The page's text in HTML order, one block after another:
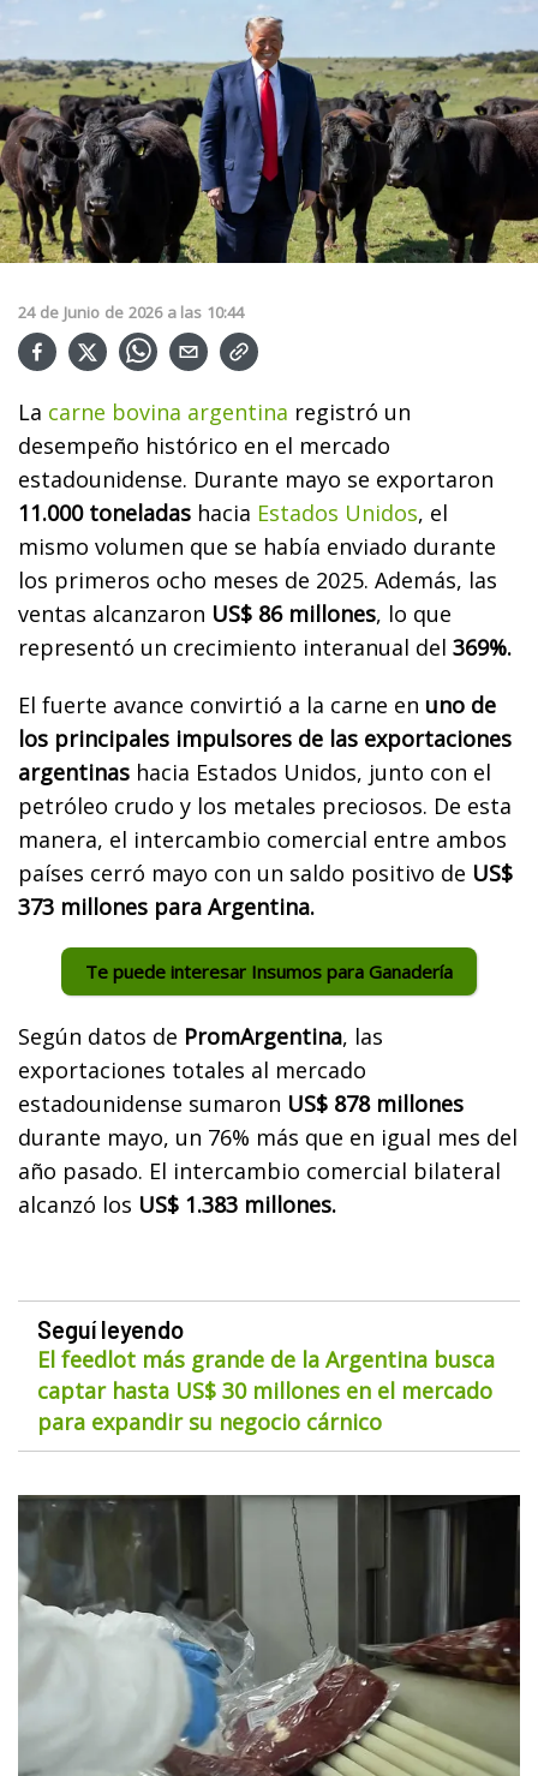
24 de Junio de 2026 a las 10:44
La carne bovina argentina registró un
desempeño histórico en el mercado
estadounidense. Durante mayo se exportaron
11.000 toneladas hacia Estados Unidos, el
mismo volumen que se había enviado durante
los primeros ocho meses de 2025. Además, las
ventas alcanzaron US$ 86 millones, lo que
representó un crecimiento interanual del 369%.
El fuerte avance convirtió a la carne en uno de
los principales impulsores de las exportaciones
argentinas hacia Estados Unidos, junto con el
petróleo crudo y los metales preciosos. De esta
manera, el intercambio comercial entre ambos
países cerró mayo con un saldo positivo de US$
373 millones para Argentina.
Te puede interesar Insumos para Ganadería
Según datos de PromArgentina, las
exportaciones totales al mercado
estadounidense sumaron US$ 878 millones
durante mayo, un 76% más que en igual mes del
año pasado. El intercambio comercial bilateral
alcanzó los US$ 1.383 millones.
Seguí leyendo
El feedlot más grande de la Argentina busca
captar hasta US$ 30 millones en el mercado
para expandir su negocio cárnico